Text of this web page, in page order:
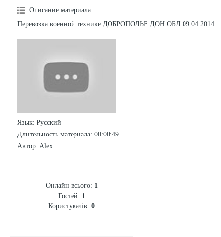
Описание материала:
Перевозка военной технике ДОБРОПОЛЬЕ ДОН ОБЛ 09.04.2014
Язык: Русский
Длительность материала: 00:00:49
Автор: Alex
Онлайн всього: 1
Гостей: 1
Користувачів: 0